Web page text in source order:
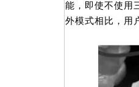
能，即使不使用
外模式相比，用